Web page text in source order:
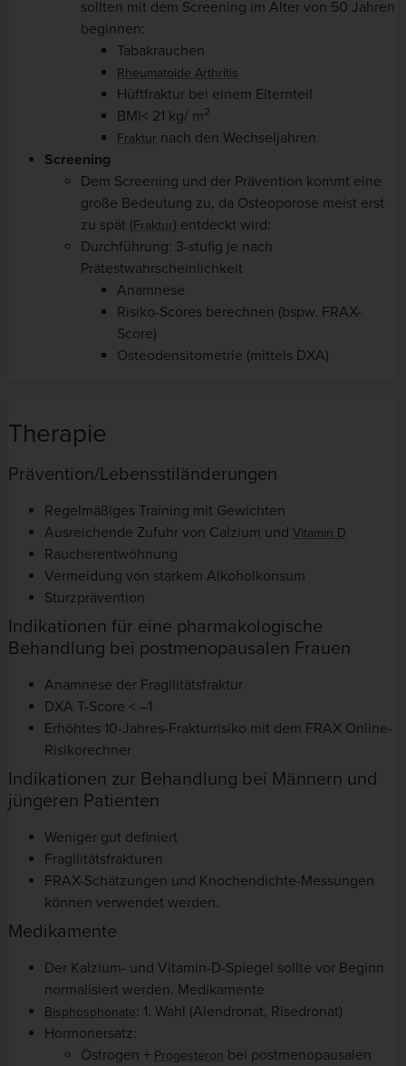
sollten mit dem Screening im Alter von 50 Jahren
beginnen:
Tabakrauchen
Rheumatoide Arthritis
Hüftfraktur bei einem Elternteil
BMI< 21 kg/ m2
Fraktur nach den Wechseljahren
Screening
Dem Screening und der Prävention kommt eine
große Bedeutung zu, da Osteoporose meist erst
zu spät (Fraktur) entdeckt wird:
Durchführung: 3-stufig je nach
Prätestwahrscheinlichkeit
Anamnese
Risiko-Scores berechnen (bspw. FRAX-
Score)
Osteodensitometrie (mittels DXA)
Therapie
Prävention/Lebensstiländerungen
Regelmäßiges Training mit Gewichten
Ausreichende Zufuhr von Calzium und Vitamin D
Raucherentwöhnung
Vermeidung von starkem Alkoholkonsum
Sturzprävention
Indikationen für eine pharmakologische
Behandlung bei postmenopausalen Frauen
Anamnese der Fragilitätsfraktur
DXA T-Score < –1
Erhöhtes 10-Jahres-Frakturrisiko mit dem FRAX Online-
Risikorechner
Indikationen zur Behandlung bei Männern und
jüngeren Patienten
Weniger gut definiert
Fragilitätsfrakturen
FRAX-Schätzungen und Knochendichte-Messungen
können verwendet werden.
Medikamente
Der Kalzium- und Vitamin-D-Spiegel sollte vor Beginn
normalisiert werden. Medikamente
Bisphosphonate: 1. Wahl (Alendronat, Risedronat)
Hormonersatz:
Östrogen + Progesteron bei postmenopausalen